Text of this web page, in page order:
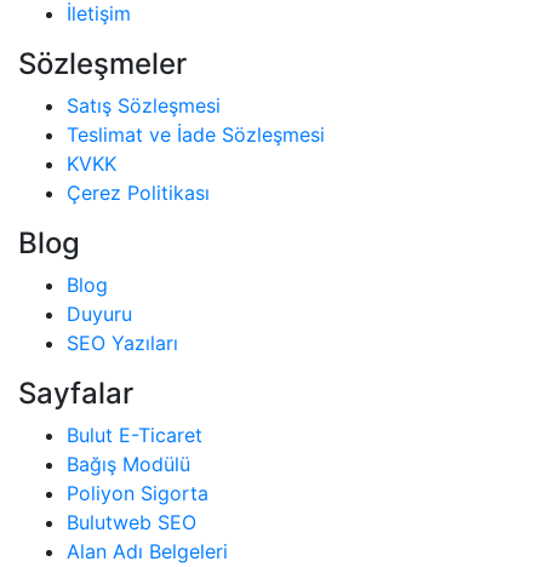
İletişim
Sözleşmeler
Satış Sözleşmesi
Teslimat ve İade Sözleşmesi
KVKK
Çerez Politikası
Blog
Blog
Duyuru
SEO Yazıları
Sayfalar
Bulut E-Ticaret
Bağış Modülü
Poliyon Sigorta
Bulutweb SEO
Alan Adı Belgeleri